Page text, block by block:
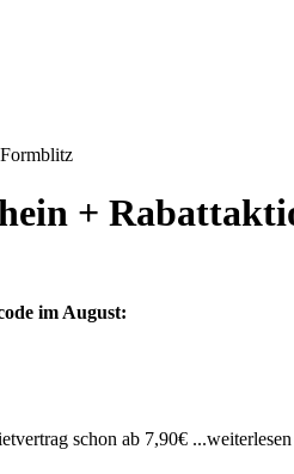
Formblitz
+
im August:
schon ab 7,90€ ...weiterlesen